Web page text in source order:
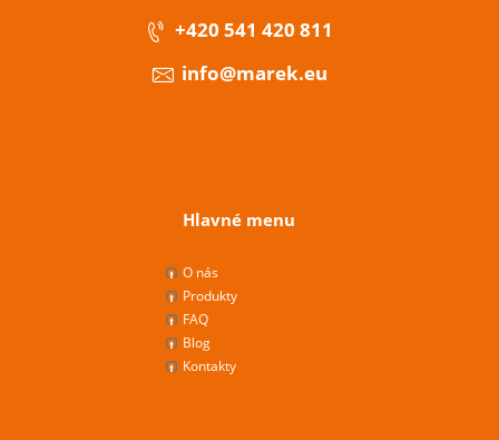
+420 541 420 811
info@marek.eu
Hlavné menu
O nás
Produkty
FAQ
Blog
Kontakty